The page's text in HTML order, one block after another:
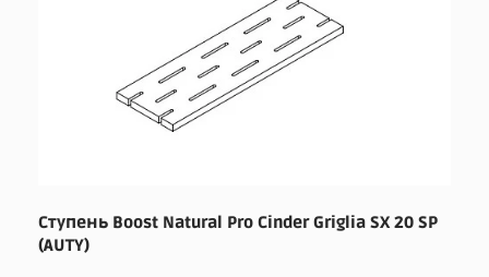
Ступень Boost Natural Pro Cinder Griglia SX 20 SP
(AUTY)